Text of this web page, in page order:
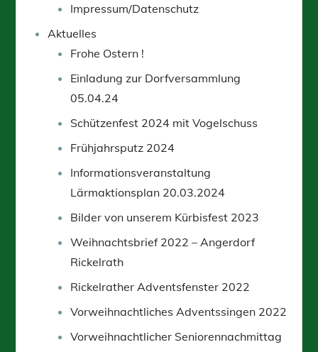
Impressum/Datenschutz
Aktuelles
Frohe Ostern !
Einladung zur Dorfversammlung
05.04.24
Schützenfest 2024 mit Vogelschuss
Frühjahrsputz 2024
Informationsveranstaltung
Lärmaktionsplan 20.03.2024
Bilder von unserem Kürbisfest 2023
Weihnachtsbrief 2022 – Angerdorf
Rickelrath
Rickelrather Adventsfenster 2022
Vorweihnachtliches Adventssingen 2022
Vorweihnachtlicher Seniorennachmittag